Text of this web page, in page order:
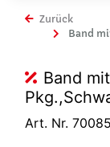
Zurück
Band
Band
Art. Nr.